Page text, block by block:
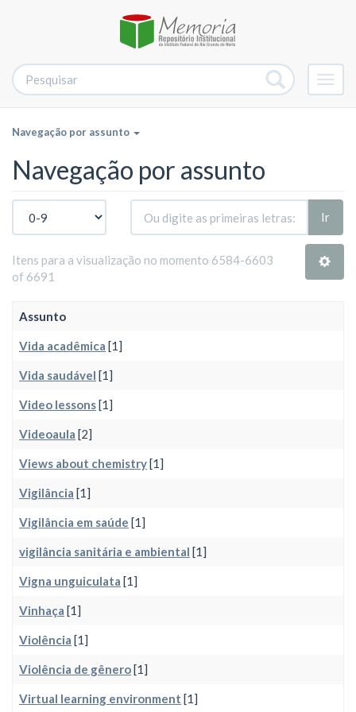
Navegação por assunto
Navegação por assunto
Ir
Itens para a visualização no momento 6584-6603
of 6691
Assunto
Vida acadêmica [1]
Vida saudável [1]
Video lessons[1]
Videoaula [2]
Views about chemistry[1]
Vigilância [1]
Vigilância em saúde [1]
vigilância sanitária e ambiental [1]
Vigna unguiculata [1]
Vinhaça [1]
Violência [1]
Violência de gênero[1]
Virtual learning environment [1]